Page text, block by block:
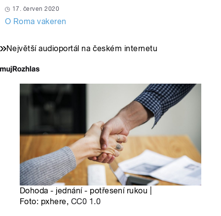
17. červen 2020
O Roma vakeren
Největší audioportál na českém internetu
Dohoda - jednání - potřesení rukou |
Foto: pxhere, CC0 1.0